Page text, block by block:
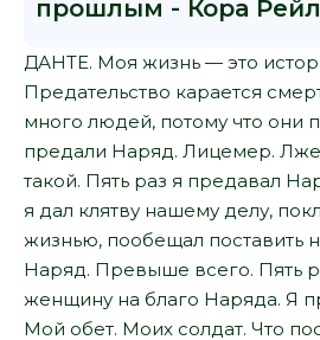
прошлым - Кора
ДАНТЕ. Моя жизнь — это
Предательство карается
много людей, потому что они
предали Наряд. Лицемер.
такой. Пять раз я предавал
я дал клятву нашему делу,
жизнью, пообещал поставить
Наряд. Превыше всего. Пять
женщину на благо Наряда. Я
Мой обет. Моих солдат. Что